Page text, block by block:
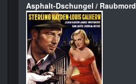
Asphalt-Dschungel / Raubmord